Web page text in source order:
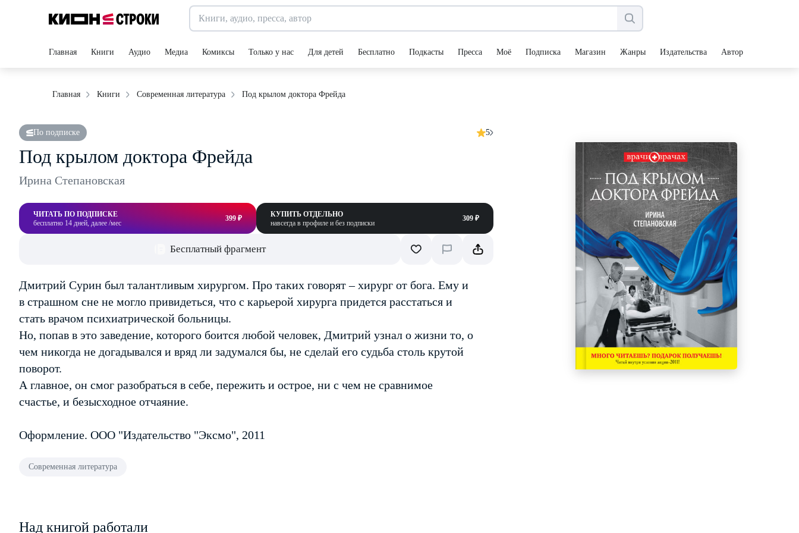
Главная Книги Аудио Медиа Комиксы Только у нас Для детей Бесплатно Подкасты Пресса Моё Подписка Магазин Жанры Издательства Авторы
Главная Книги Современная литература Под крылом доктора Фрейда
По подписке 5
Под крылом доктора Фрейда
Ирина Степановская
ЧИТАТЬ ПО ПОДПИСКЕ
бесплатно 14 дней, далее /мес
399 ₽
КУПИТЬ ОТДЕЛЬНО
навсегда в профиле и без подписки
309 ₽
Бесплатный фрагмент
Дмитрий Сурин был талантливым хирургом. Про таких говорят – хирург от бога. Ему и
в страшном сне не могло привидеться, что с карьерой хирурга придется расстаться и
стать врачом психиатрической больницы.
Но, попав в это заведение, которого боится любой человек, Дмитрий узнал о жизни то, о
чем никогда не догадывался и вряд ли задумался бы, не сделай его судьба столь крутой
поворот.
А главное, он смог разобраться в себе, пережить и острое, ни с чем не сравнимое
счастье, и безысходное отчаяние.
Оформление. ООО "Издательство "Эксмо", 2011
Современная литература
Над книгой работали